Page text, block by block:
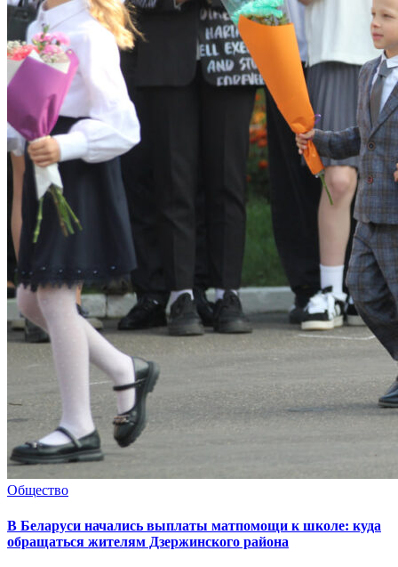
Общество
В Беларуси начались выплаты матпомощи к школе: куда
обращаться жителям Дзержинского района